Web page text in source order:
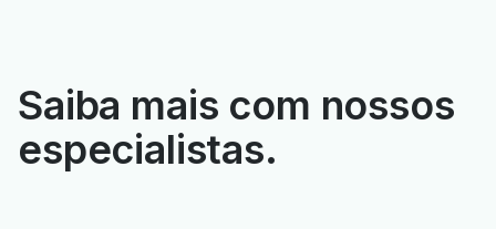
Saiba mais com nossos
especialistas.